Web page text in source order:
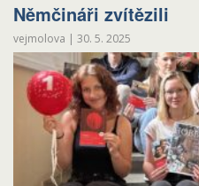
Němčináři zvítězili
vejmolova | 30. 5. 2025